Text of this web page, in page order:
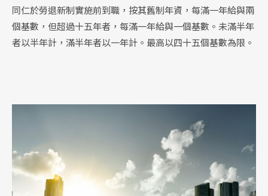
同仁於勞退新制實施前到職，按其舊制年資，每滿一年給與兩
個基數，但超過十五年者，每滿一年給與一個基數。未滿半年
者以半年計，滿半年者以一年計。最高以四十五個基數為限。